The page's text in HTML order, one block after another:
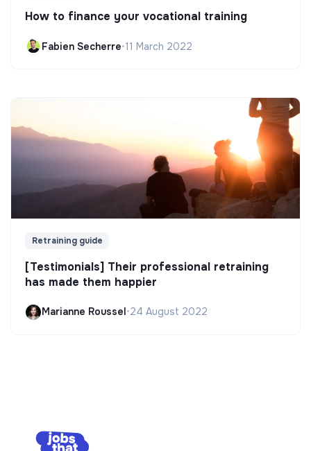
How to finance your vocational training
Fabien Secherre•11 March 2022
Retraining guide
[Testimonials] Their professional retraining
has made them happier
Marianne Roussel •24 August 2022